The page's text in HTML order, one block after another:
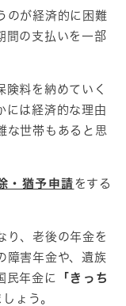
のが経済的に困難
間の支払いを一部
険料を納めていく
には経済的な理由
な世帯もあると思
・猶予申請 をする
り、老後の年金を
障害年金や、遺族
民年金に
「きっち
しょう。